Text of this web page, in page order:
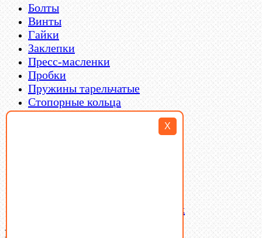
X
Болты
Винты
Гайки
Заклепки
Пресс-масленки
Пробки
Пружины тарельчатые
Стопорные кольца
Такелаж
Латунный и бронзовый крепеж
Ваша корзина